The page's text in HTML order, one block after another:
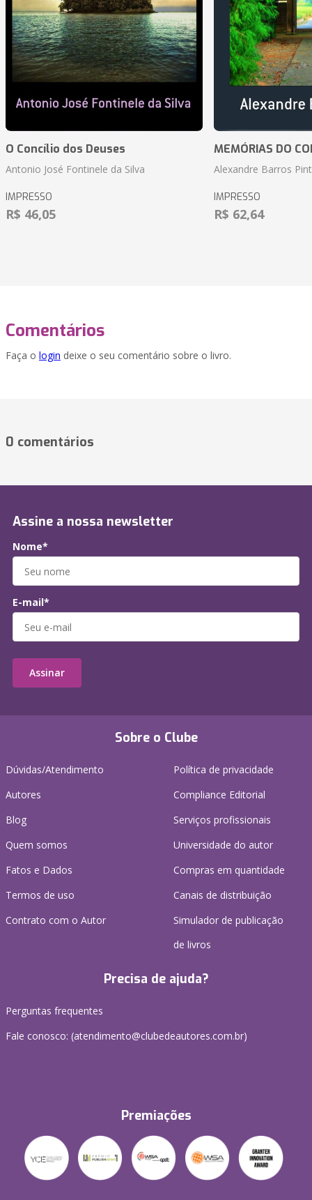
O Concílio dos Deuses
Antonio José Fontinele da Silva
IMPRESSO
R$ 46,05
MEMÓRIAS DO
Alexandre Barros
IMPRESSO
R$ 62,64
Comentários
Faça o login deixe o seu comentário sobre o livro.
0 comentários
Sobre o Clube
Dúvidas/Atendimento
Autores
Blog
Quem somos
Fatos e Dados
Termos de uso
Contrato com o Autor
Política de privacidade
Compliance Editorial
Serviços profissionais
Universidade do autor
Compras em quantidade
Canais de distribuição
Simulador de publicação
de livros
Precisa de ajuda?
Perguntas frequentes
Fale conosco: (atendimento@clubedeautores.com.br)
Premiações
Assine a nossa newsletter
Nome*
E-mail*
Assinar